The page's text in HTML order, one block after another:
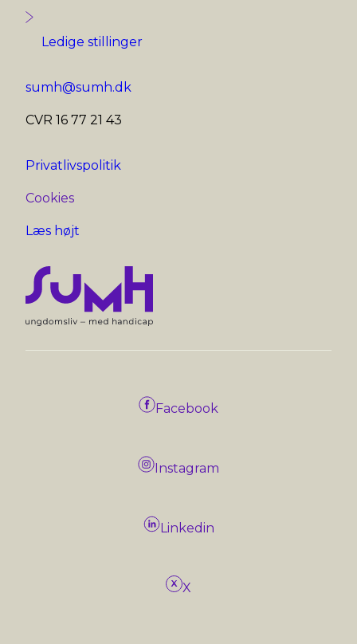
Ledige stillinger
sumh@sumh.dk
CVR 16 77 21 43
Privatlivspolitik
Cookies
Læs højt
Facebook
Instagram
Linkedin
X